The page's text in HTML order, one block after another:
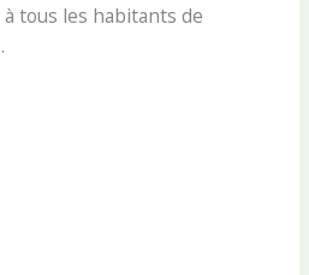
tous les habitants de